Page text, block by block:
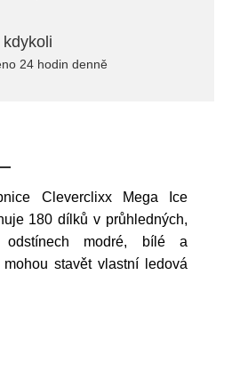
24 hodin denně
Cleverclixx Mega Ice
180 dílků v průhledných,
odstínech modré, bílé a
stavět vlastní ledová